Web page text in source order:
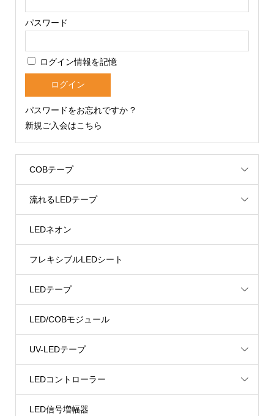
パスワード
ログイン情報を記憶
パスワードをお忘れですか ?
新規ご入会はこちら
COBテープ
流れるLEDテープ
LEDネオン
フレキシブルLEDシート
LEDテープ
LED/COBモジュール
UV-LEDテープ
LEDコントローラー
LED信号増幅器